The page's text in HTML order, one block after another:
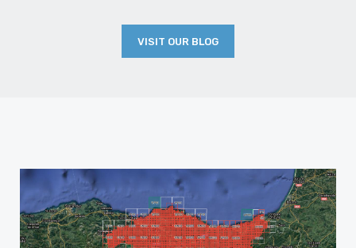
VISIT OUR BLOG